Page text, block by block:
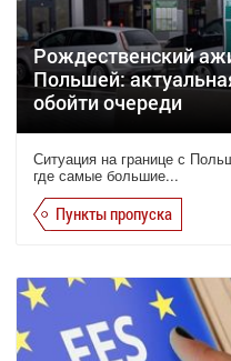
Рождественский
Польшей:
обойти очереди
Ситуация на границе с
где самые большие...
Пункты пропуска